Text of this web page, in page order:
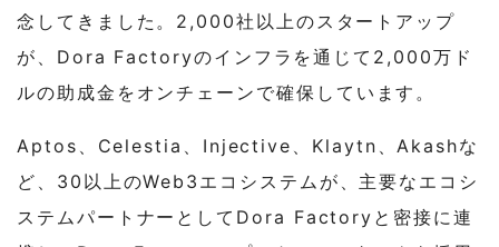
念してきました。2,000社以上のスタートアップ
が、Dora Factoryのインフラを通じて2,000万ド
ルの助成金をオンチェーンで確保しています。
Aptos、Celestia、Injective、Klaytn、Akashな
ど、30以上のWeb3エコシステムが、主要なエコシ
ステムパートナーとしてDora Factoryと密接に連